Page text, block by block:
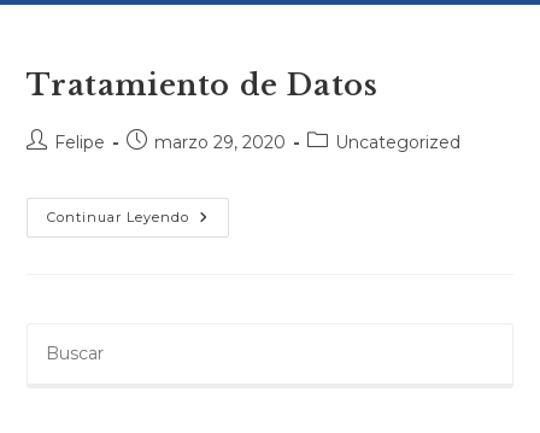
Tratamiento de Datos
Autor
entrada:
Felipe
Publicación
entrada:
marzo 29, 2020
Categoría
Uncategorized
Continuar Leyendo Tratamiento
De